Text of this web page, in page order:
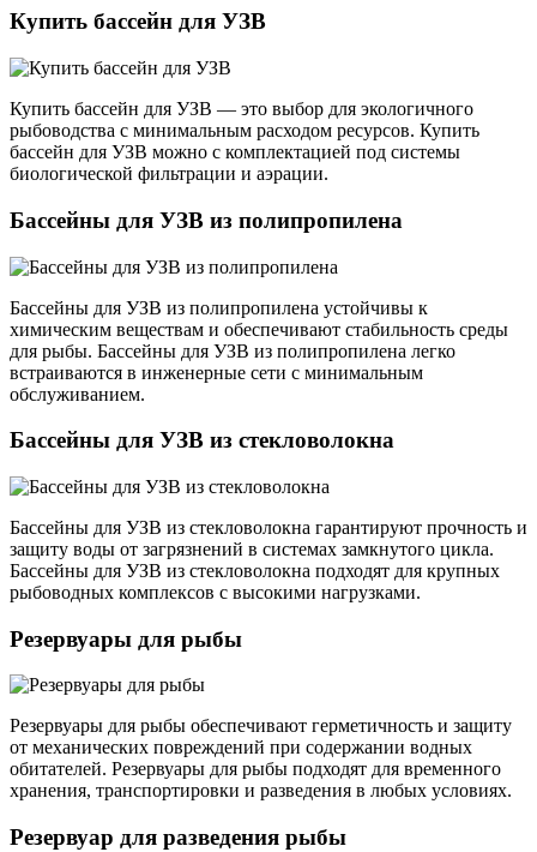
Купить бассейн для УЗВ
Купить бассейн для УЗВ — это выбор для экологичного
рыбоводства с минимальным расходом ресурсов. Купить
бассейн для УЗВ можно с комплектацией под системы
биологической фильтрации и аэрации.
Бассейны для УЗВ из полипропилена
Бассейны для УЗВ из полипропилена устойчивы к
химическим веществам и обеспечивают стабильность среды
для рыбы. Бассейны для УЗВ из полипропилена легко
встраиваются в инженерные сети с минимальным
обслуживанием.
Бассейны для УЗВ из стекловолокна
Бассейны для УЗВ из стекловолокна гарантируют прочность и
защиту воды от загрязнений в системах замкнутого цикла.
Бассейны для УЗВ из стекловолокна подходят для крупных
рыбоводных комплексов с высокими нагрузками.
Резервуары для рыбы
Резервуары для рыбы обеспечивают герметичность и защиту
от механических повреждений при содержании водных
обитателей. Резервуары для рыбы подходят для временного
хранения, транспортировки и разведения в любых условиях.
Резервуар для разведения рыбы